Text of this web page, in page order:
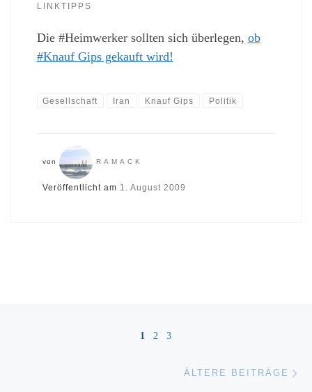
LINKTIPPS
Die #Heimwerker sollten sich überlegen, ob
#Knauf Gips gekauft wird!
Gesellschaft Iran Knauf Gips Politik
von RAMACK
Veröffentlicht am 1. August 2009
Beitragsnavigation
1 2 3
ÄLTERE BEITRÄGE